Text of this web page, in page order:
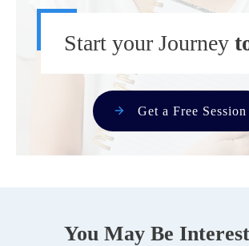
Start your Journey
Get a Free Session
You May Be